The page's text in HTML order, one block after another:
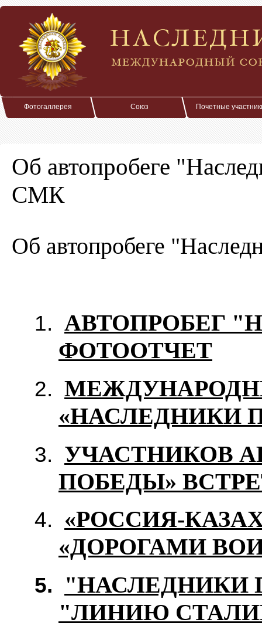
Фотогаллерея Союз Почетные
Об автопробеге
СМК
Об автопробеге
АВТОПРОБЕГ
ФОТООТЧЕТ
«НАСЛЕДНИКИ
УЧАСТНИКОВ
ПОБЕДЫ»
«РОССИЯ-
«ДОРОГАМИ
"НАСЛЕДНИКИ
"ЛИНИЮ